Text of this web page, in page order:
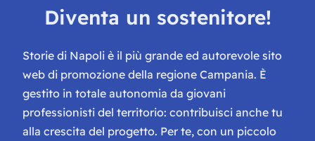
Diventa un sostenitore!
Storie di Napoli è il più grande ed autorevole sito
web di promozione della regione Campania. È
gestito in totale autonomia da giovani
professionisti del territorio: contribuisci anche tu
alla crescita del progetto. Per te, con un piccolo